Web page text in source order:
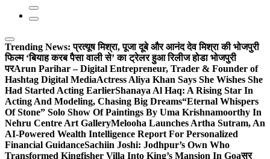
Trending News: प्रत्यूष मिश्रा, पूजा दूबे और आनंद देव मिश्रा की भोजपुरी
फिल्म ‘बियाह करब पैसा वाली से’ का ट्रेलर हुआ रिलीज होडा भोजपुरी
परArun Parihar – Digital Entrepreneur, Trader & Founder of
Hashtag Digital MediaActress Aliya Khan Says She Wishes She
Had Started Acting EarlierShanaya Al Haq: A Rising Star In
Acting And Modeling, Chasing Big Dreams“Eternal Whispers
Of Stone” Solo Show Of Paintings By Uma Krishnamoorthy In
Nehru Centre Art GalleryMelooha Launches Artha Sutram, An
AI-Powered Wealth Intelligence Report For Personalized
Financial GuidanceSachiin Joshi: Jodhpur’s Own Who
Transformed Kingfisher Villa Into King’s Mansion In Goaसुर